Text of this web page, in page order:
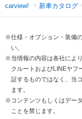
carview! 新車カタログ
※仕様・オプション・装備
い。
※当情報の内容は各社によ
クルートおよびLINEヤフ
証するものではなく、当
ます。
※コンテンツもしくはデー
ことを禁じます。